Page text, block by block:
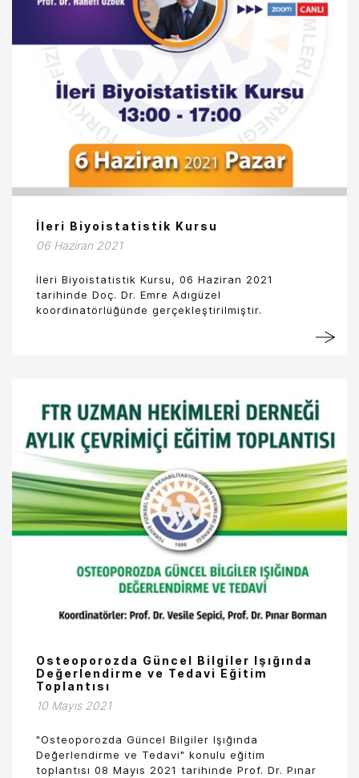
İleri Biyoistatistik Kursu
06 Haziran 2021
İleri Biyoistatistik Kursu, 06 Haziran 2021
tarihinde Doç. Dr. Emre Adıgüzel
koordinatörlüğünde gerçekleştirilmiştir.
Osteoporozda Güncel Bilgiler Işığında
Değerlendirme ve Tedavi Eğitim
Toplantısı
10 Mayıs 2021
"Osteoporozda Güncel Bilgiler Işığında
Değerlendirme ve Tedavi" konulu eğitim
toplantısı 08 Mayıs 2021 tarihinde Prof. Dr. Pınar